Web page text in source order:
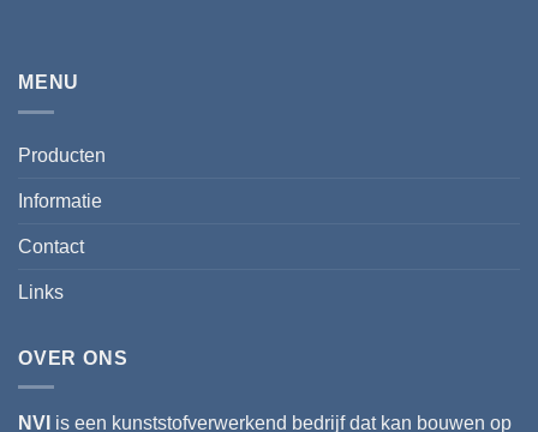
MENU
Producten
Informatie
Contact
Links
OVER ONS
NVI is een kunststofverwerkend bedrijf dat kan bouwen op